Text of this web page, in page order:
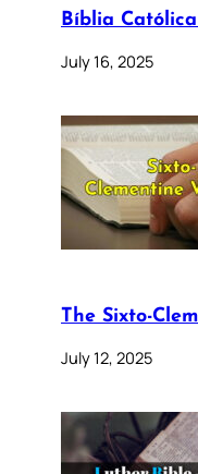
Bíblia
July 16, 2025
The Sixto-
July 12, 2025